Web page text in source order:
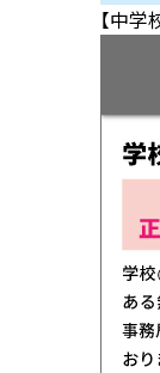
【中